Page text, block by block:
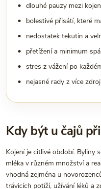
dlouhé pauzy mezi
bolestivé přisátí, které
nedostatek tekutin a
přetížení a minimum
stres z vážení po
nejasné rady z více
Kdy být u čajů
Kojení je citlivé období. Byliny
mléka v různém množství a
vhodná zejména u
trávicích potíží, užívání léků a